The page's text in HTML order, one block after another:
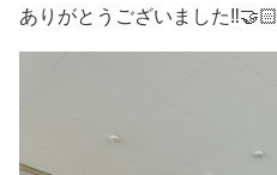
ありがとうございました‼️🤝🏻